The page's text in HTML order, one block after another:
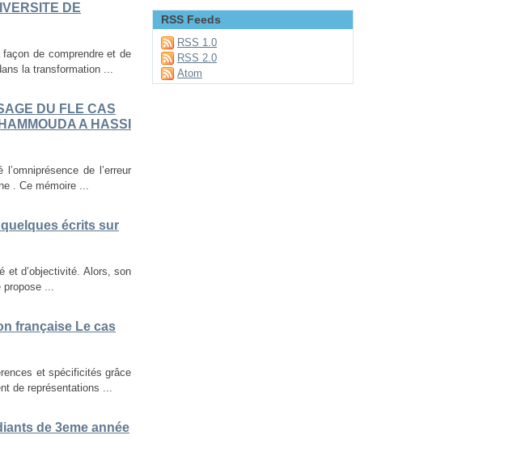
DE
de comprendre et de
la transformation ...
DU FLE CAS
A HASSI
de l’erreur
. Ce mémoire ...
écrits sur
et d’objectivité. Alors, son
propose ...
française Le cas
et spécificités grâce
de représentations ...
de 3eme année
RSS Feeds
RSS 1.0
RSS 2.0
Atom